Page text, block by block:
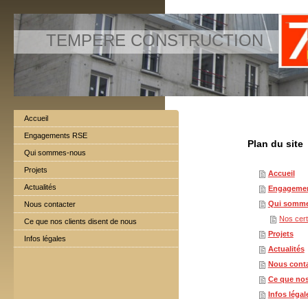
TEMPERE CONSTRUCTION
Plan du site
Accueil
Qui
Nos
Projets
Actualités
Nous
Ce que
Infos
Accueil
Engagements RSE
Qui sommes-nous
Projets
Actualités
Nous contacter
Ce que nos clients disent de nous
Infos légales